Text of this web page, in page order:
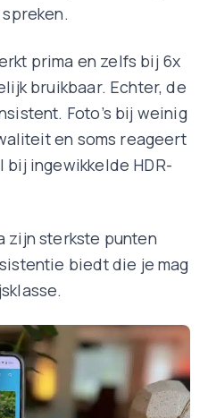
prima en zelfs bij 6x
bruikbaar. Echter, de
Foto’s bij weinig
en soms reageert
bij ingewikkelde HDR-
zijn sterkste punten
biedt die je mag